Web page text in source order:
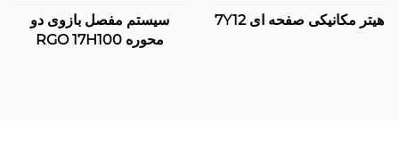
هیتر مکانیکی صفحه ای 7Y12
سیستم مفصل بازوی دو
محوره RGO 17H100